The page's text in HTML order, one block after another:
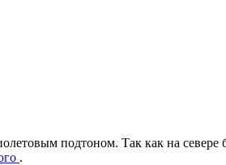
подтоном. Так как на
.